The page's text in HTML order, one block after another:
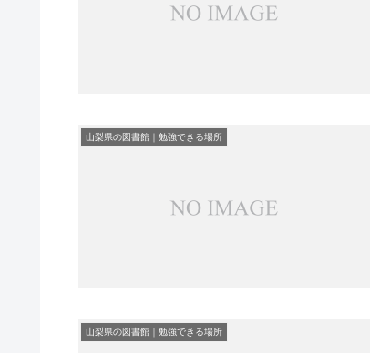
山梨県の図書館｜勉強できる場所
山梨県の図書館｜勉強できる場所